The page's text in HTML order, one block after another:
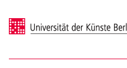
Universität der Künste Berlin